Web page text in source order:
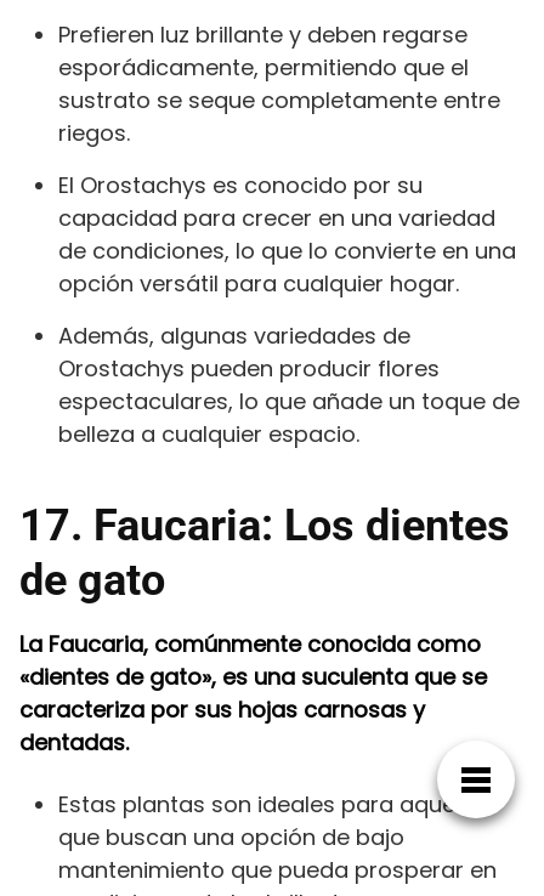
Prefieren luz brillante y deben regarse
esporádicamente, permitiendo que el
sustrato se seque completamente entre
riegos.
El Orostachys es conocido por su
capacidad para crecer en una variedad
de condiciones, lo que lo convierte en una
opción versátil para cualquier hogar.
Además, algunas variedades de
Orostachys pueden producir flores
espectaculares, lo que añade un toque de
belleza a cualquier espacio.
17. Faucaria: Los dientes
de gato
La Faucaria, comúnmente conocida como
«dientes de gato», es una suculenta que se
caracteriza por sus hojas carnosas y
dentadas.
Estas plantas son ideales para aquellos
que buscan una opción de bajo
mantenimiento que pueda prosperar en